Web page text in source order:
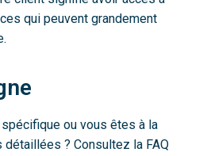
qui peuvent grandement
ou vous êtes à la
détaillées ? Consultez la FAQ